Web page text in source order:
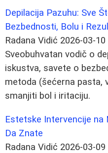
Depilacija Pazuhu: Sve
Bezbednosti, Bolu i
Radana Vidić 2026-03-10
Sveobuhvatan vodič o
iskustva, savete o
metoda (šećerna pasta,
smanjiti bol i iritaciju.
Estetske Intervencije na
Da Znate
Radana Vidić 2026-03-09